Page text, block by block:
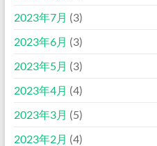
2023年7月 (3)
2023年6月 (3)
2023年5月 (3)
2023年4月 (4)
2023年3月 (5)
2023年2月 (4)